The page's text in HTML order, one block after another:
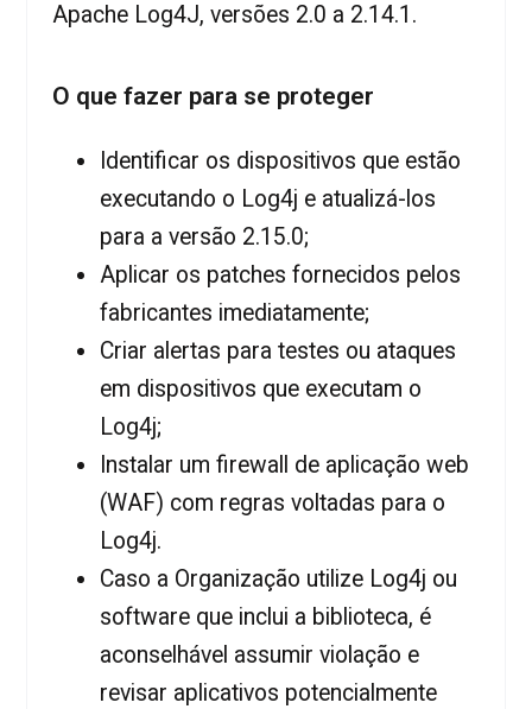
Apache Log4J, versões 2.0 a 2.14.1.
O que fazer para se proteger
Identificar os dispositivos que estão
executando o Log4j e atualizá-los
para a versão 2.15.0;
Aplicar os patches fornecidos pelos
fabricantes imediatamente;
Criar alertas para testes ou ataques
em dispositivos que executam o
Log4j;
Instalar um firewall de aplicação web
(WAF) com regras voltadas para o
Log4j.
Caso a Organização utilize Log4j ou
software que inclui a biblioteca, é
aconselhável assumir violação e
revisar aplicativos potencialmente